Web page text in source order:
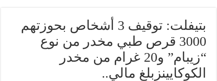
بتيفلت: توقيف 3 أشخاص بحوزتهم
3000 قرص طبي مخدر من نوع
“زيبام” و20 غرام من مخدر
الكوكايينزبلغ مالي..